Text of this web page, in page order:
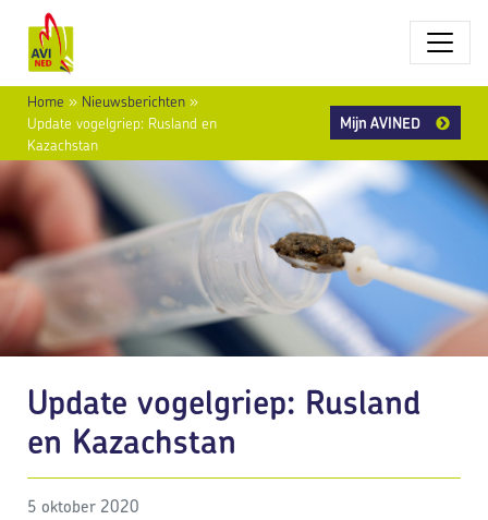
Home » Nieuwsberichten »
Update vogelgriep: Rusland en
Kazachstan
Mijn AVINED
Update vogelgriep: Rusland
en Kazachstan
5 oktober 2020